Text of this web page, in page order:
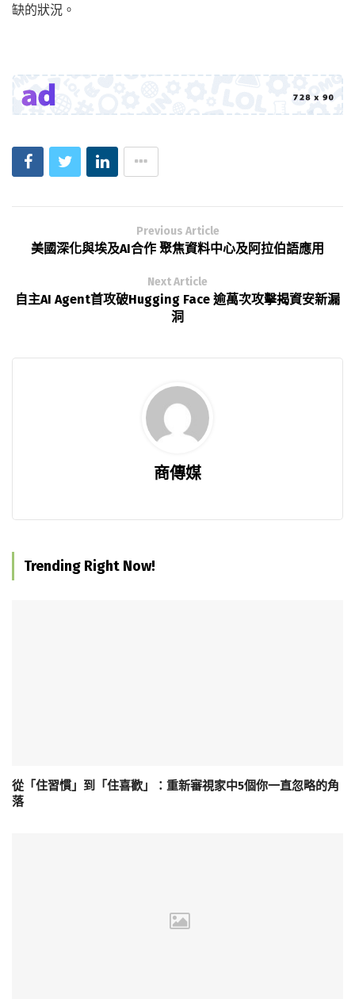
缺的狀況。
Previous Article
美國深化與埃及AI合作 聚焦資料中心及阿拉伯語應用
Next Article
自主AI Agent首攻破Hugging Face 逾萬次攻擊揭資安新漏
洞
商傳媒
Trending Right Now!
從「住習慣」到「住喜歡」：重新審視家中5個你一直忽略的角
落